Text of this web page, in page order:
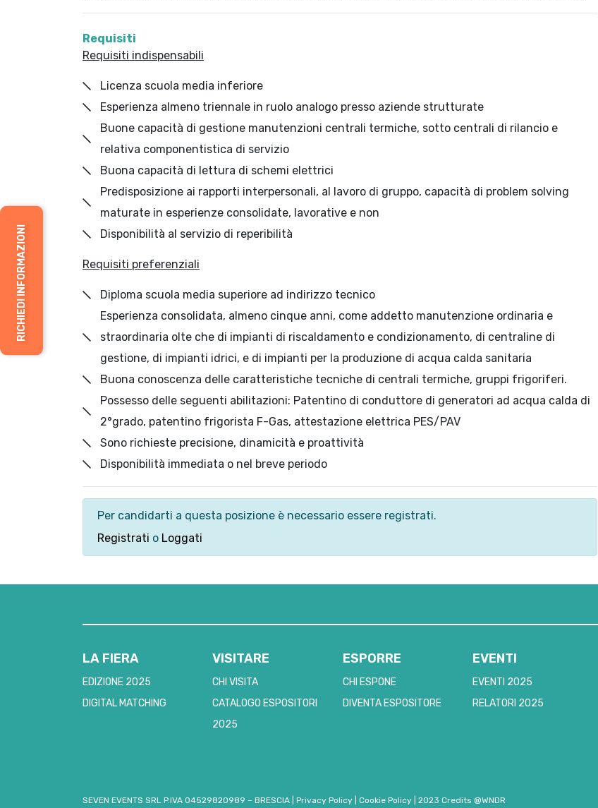
RICHIEDI INFORMAZIONI
Requisiti
Requisiti indispensabili
Licenza scuola media inferiore
Esperienza almeno triennale in ruolo analogo presso aziende strutturate
Buone capacità di gestione manutenzioni centrali termiche, sotto centrali di rilancio e
relativa componentistica di servizio
Buona capacità di lettura di schemi elettrici
Predisposizione ai rapporti interpersonali, al lavoro di gruppo, capacità di problem solving
maturate in esperienze consolidate, lavorative e non
Disponibilità al servizio di reperibilità
Requisiti preferenziali
Diploma scuola media superiore ad indirizzo tecnico
Esperienza consolidata, almeno cinque anni, come addetto manutenzione ordinaria e
straordinaria olte che di impianti di riscaldamento e condizionamento, di centraline di
gestione, di impianti idrici, e di impianti per la produzione di acqua calda sanitaria
Buona conoscenza delle caratteristiche tecniche di centrali termiche, gruppi frigoriferi.
Possesso delle seguenti abilitazioni: Patentino di conduttore di generatori ad acqua calda di
2°grado, patentino frigorista F-Gas, attestazione elettrica PES/PAV
Sono richieste precisione, dinamicità e proattività
Disponibilità immediata o nel breve periodo
Per candidarti a questa posizione è necessario essere registrati.
Registrati o Loggati
LA FIERA
EDIZIONE 2025
DIGITAL MATCHING
VISITARE
CHI VISITA
CATALOGO ESPOSITORI
2025
ESPORRE
CHI ESPONE
DIVENTA ESPOSITORE
EVENTI
EVENTI 2025
RELATORI 2025
SEVEN EVENTS SRL P.IVA 04529820989 – BRESCIA Privacy Policy Cookie Policy 2023 Credits @WNDR